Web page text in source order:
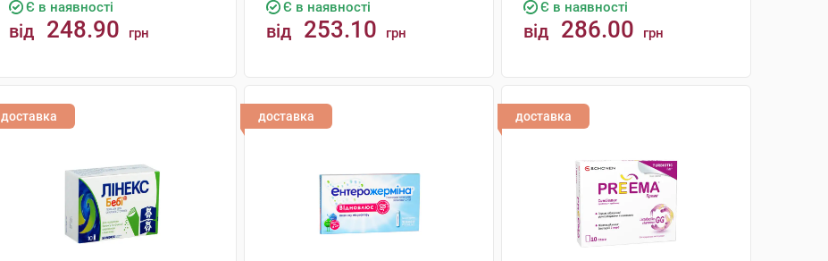
Є в наявності
від 248.90 грн
Є в наявності
від 253.10 грн
Є в наявності
від 286.00 грн
доставка доставка доставка